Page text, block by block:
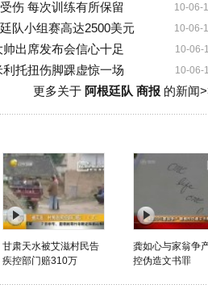
10-06-
伤 每次训练有所保留
10-06-
队小组赛高达2500美元
10-06-
出席发布会信心十足
10-06-
托扭伤脚踝虚惊一场
更多关于 阿根廷队 商报的新闻
甘肃天水被艾滋村民告
疾控部门赔310万
龚如心与家翁争
控伪造文书罪